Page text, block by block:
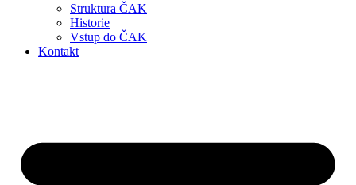
Struktura ČAK
Historie
Vstup do ČAK
Kontakt